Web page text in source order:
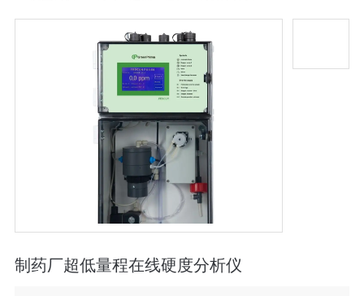
制药厂超低量程在线硬度分析仪